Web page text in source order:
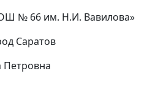
№ 66 им. Н.И. Вавилова»
Саратов
Петровна